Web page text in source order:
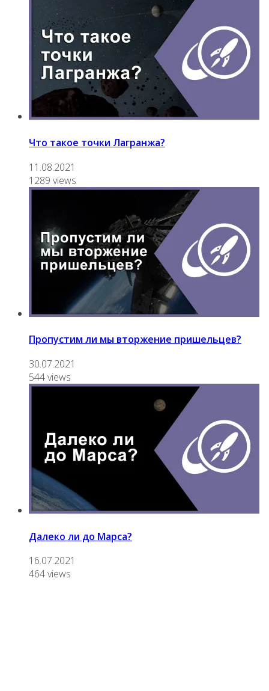
Что такое точки Лагранжа?
11.08.2021
1289 views
Пропустим ли мы вторжение пришельцев?
30.07.2021
544 views
Далеко ли до Марса?
16.07.2021
464 views